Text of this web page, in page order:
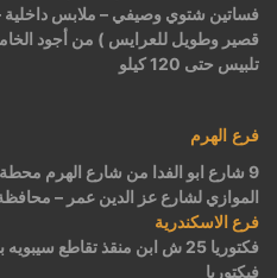
فساتين شتوي وصيفي – ملابس داخلية
قصير وطويل للعرايس ) من أجود
تلبيس حتى 120 كيلو
فرع الهرم
9 شارع ابو الفدا من شارع الهرم
الموازي لشارع عز الدين عمر –
فرع الاسكندرية
فكتوريا 25 ش ابن منقذ تقاطع
فيكتوريا